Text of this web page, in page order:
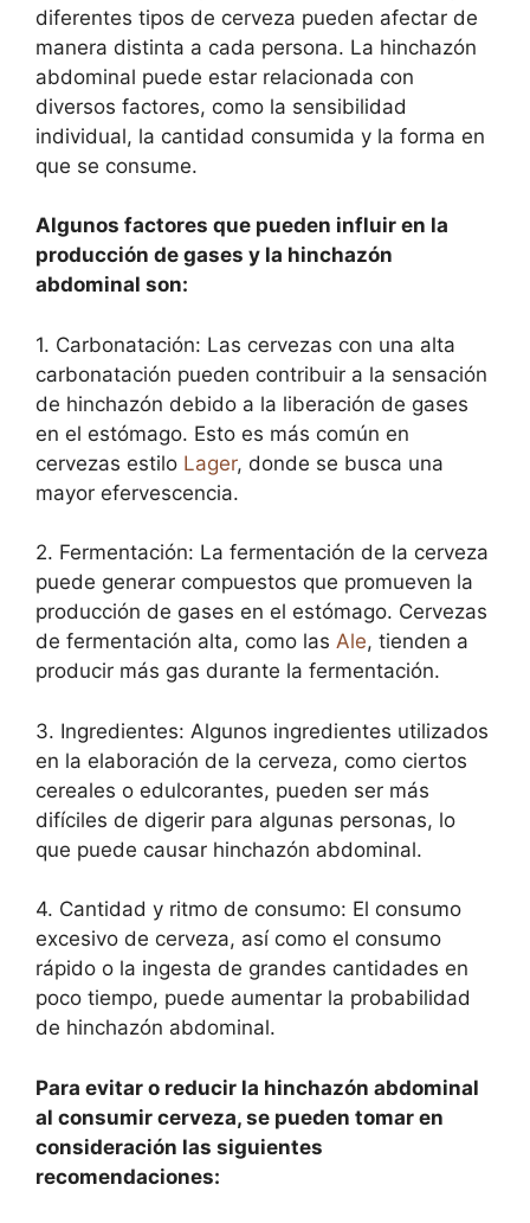
diferentes tipos de cerveza pueden afectar de
manera distinta a cada persona. La hinchazón
abdominal puede estar relacionada con
diversos factores, como la sensibilidad
individual, la cantidad consumida y la forma en
que se consume.
Algunos factores que pueden influir en la
producción de gases y la hinchazón
abdominal son:
1. Carbonatación: Las cervezas con una alta
carbonatación pueden contribuir a la sensación
de hinchazón debido a la liberación de gases
en el estómago. Esto es más común en
cervezas estilo Lager, donde se busca una
mayor efervescencia.
2. Fermentación: La fermentación de la cerveza
puede generar compuestos que promueven la
producción de gases en el estómago. Cervezas
de fermentación alta, como las Ale, tienden a
producir más gas durante la fermentación.
3. Ingredientes: Algunos ingredientes utilizados
en la elaboración de la cerveza, como ciertos
cereales o edulcorantes, pueden ser más
difíciles de digerir para algunas personas, lo
que puede causar hinchazón abdominal.
4. Cantidad y ritmo de consumo: El consumo
excesivo de cerveza, así como el consumo
rápido o la ingesta de grandes cantidades en
poco tiempo, puede aumentar la probabilidad
de hinchazón abdominal.
Para evitar o reducir la hinchazón abdominal
al consumir cerveza, se pueden tomar en
consideración las siguientes
recomendaciones: